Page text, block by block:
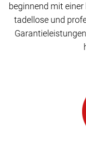
beginnend mit
tadellose und